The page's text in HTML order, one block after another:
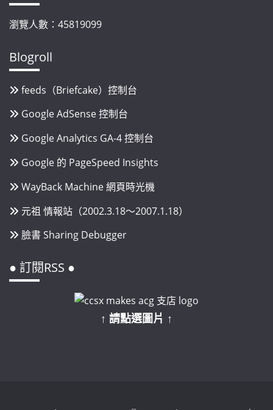
瀏覽人數：45819099
Blogroll
feeds（Briefcake）控制台
Google AdSense 控制台
Google Analytics GA-4 控制台
Google 的 PageSpeed Insights
WayBack Machine 網頁時光機
元祖 情報站（2002.3.18～2007.1.18）
臉書 Sharing Debugger
● 訂閱RSS ●
↑ 請點選圖片 ↑